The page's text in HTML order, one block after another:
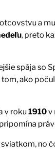
a
, preto
spája so
ako
v roku 1910v